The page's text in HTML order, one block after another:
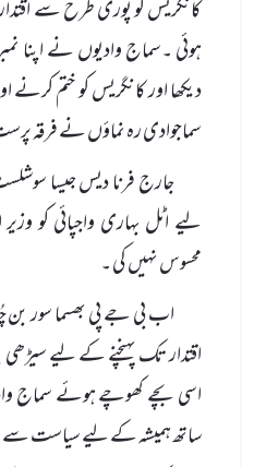
کانگریس کو پوری طرح سے
ہوئی ۔سماج وادیوں نے اپنا
دیکھا اور کانگریس کو ختم کرنے
سماجوادی رہ نماؤں نے فرقہ
جارج فرنا دیس جیسا
لیے اٹل بہاری واجپائی کو
محسوس نہیں کی ۔
اب بی جے پی بھسما سور
اقتدار تک پہنچنے کے لیے
اسی بچے کھوچے ہوئے سماج
ساتھ ہمیشہ کے لیے سیاست سے